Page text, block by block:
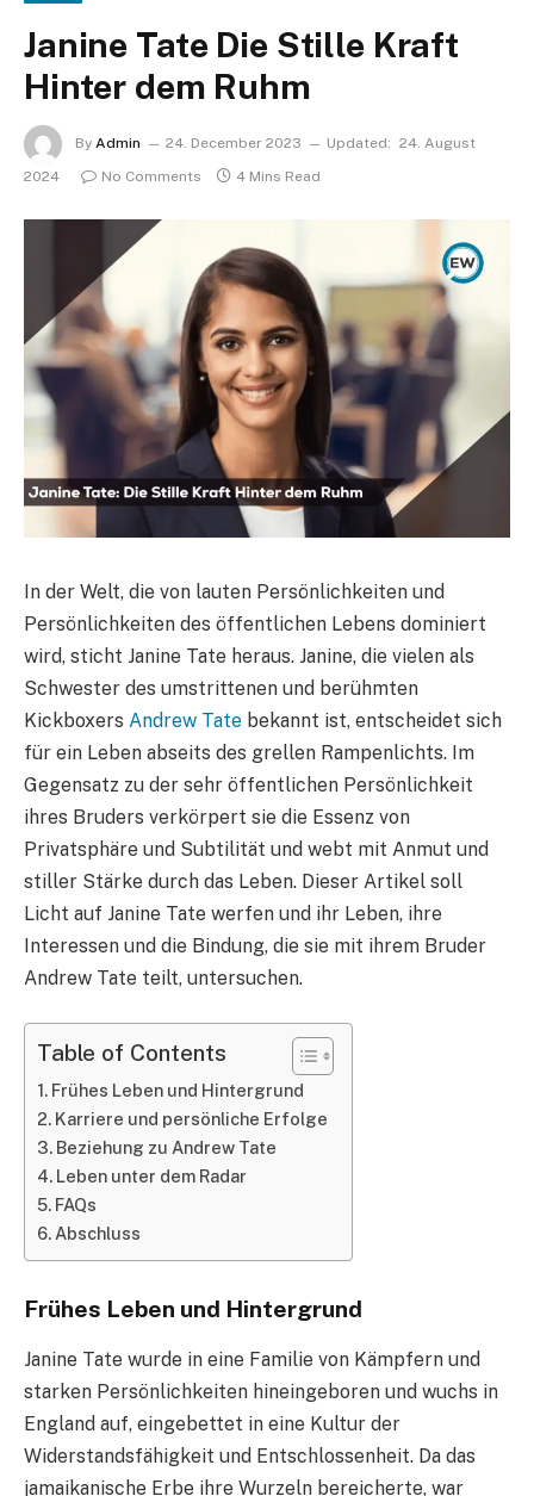
Janine Tate Die Stille Kraft
Hinter dem Ruhm
By Admin 24. December 2023 Updated: 24. August
2024
No Comments 4 Mins Read
In der Welt, die von lauten Persönlichkeiten und
Persönlichkeiten des öffentlichen Lebens dominiert
wird, sticht Janine Tate heraus. Janine, die vielen als
Schwester des umstrittenen und berühmten
Kickboxers Andrew Tate bekannt ist, entscheidet sich
für ein Leben abseits des grellen Rampenlichts. Im
Gegensatz zu der sehr öffentlichen Persönlichkeit
ihres Bruders verkörpert sie die Essenz von
Privatsphäre und Subtilität und webt mit Anmut und
stiller Stärke durch das Leben. Dieser Artikel soll
Licht auf Janine Tate werfen und ihr Leben, ihre
Interessen und die Bindung, die sie mit ihrem Bruder
Andrew Tate teilt, untersuchen.
Table of Contents
Frühes Leben und Hintergrund
Karriere und persönliche Erfolge
Beziehung zu Andrew Tate
Leben unter dem Radar
FAQs
Abschluss
Frühes Leben und Hintergrund
Janine Tate wurde in eine Familie von Kämpfern und
starken Persönlichkeiten hineingeboren und wuchs in
England auf, eingebettet in eine Kultur der
Widerstandsfähigkeit und Entschlossenheit. Da das
jamaikanische Erbe ihre Wurzeln bereicherte, war